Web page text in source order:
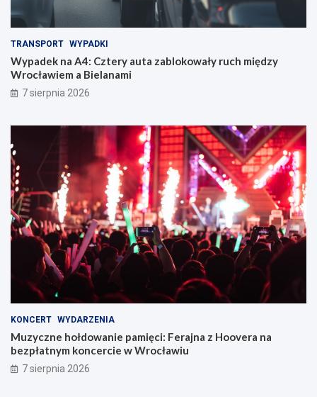
TRANSPORT WYPADKI
Wypadek na A4: Cztery auta zablokowały ruch między
Wrocławiem a Bielanami
7 sierpnia 2026
KONCERT WYDARZENIA
Muzyczne hołdowanie pamięci: Ferajna z Hoovera na
bezpłatnym koncercie w Wrocławiu
7 sierpnia 2026